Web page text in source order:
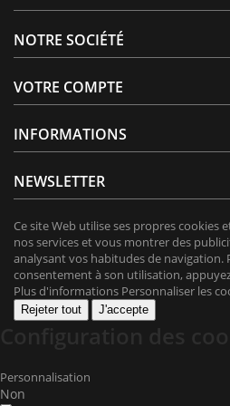
NOTRE SOCIÉTÉ
VOTRE COMPTE
INFORMATIONS
NEWSLETTER
Ce site Web utilise ses propres cookies
nos services et vous montrer des
analysant vos habitudes de
consentement à son utilisation,
Plus d'informations Personnaliser les
Rejeter tout J'accepte
Personnalisation
Non